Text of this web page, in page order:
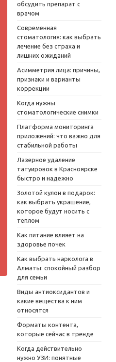
обсудить препарат с
врачом
Современная
стоматология: как выбрать
лечение без страха и
лишних ожиданий
Асимметрия лица: причины,
признаки и варианты
коррекции
Когда нужны
стоматологические снимки
Платформа мониторинга
приложений: что важно для
стабильной работы
Лазерное удаление
татуировок в Красноярске
быстро и надежно
Золотой кулон в подарок:
как выбрать украшение,
которое будут носить с
теплом
Как питание влияет на
здоровье почек
Как выбрать нарколога в
Алматы: спокойный разбор
для семьи
Виды антиоксидантов и
какие вещества к ним
относятся
Форматы контента,
которые сейчас в тренде
Когда действительно
нужно УЗИ: понятные